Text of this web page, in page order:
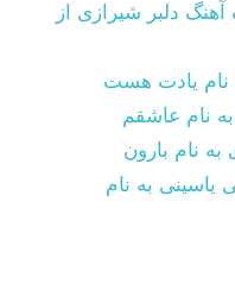
دلبر شیرازی از
نام یادت هست
نام عاشقم
نام بارون
یاسینی به نام